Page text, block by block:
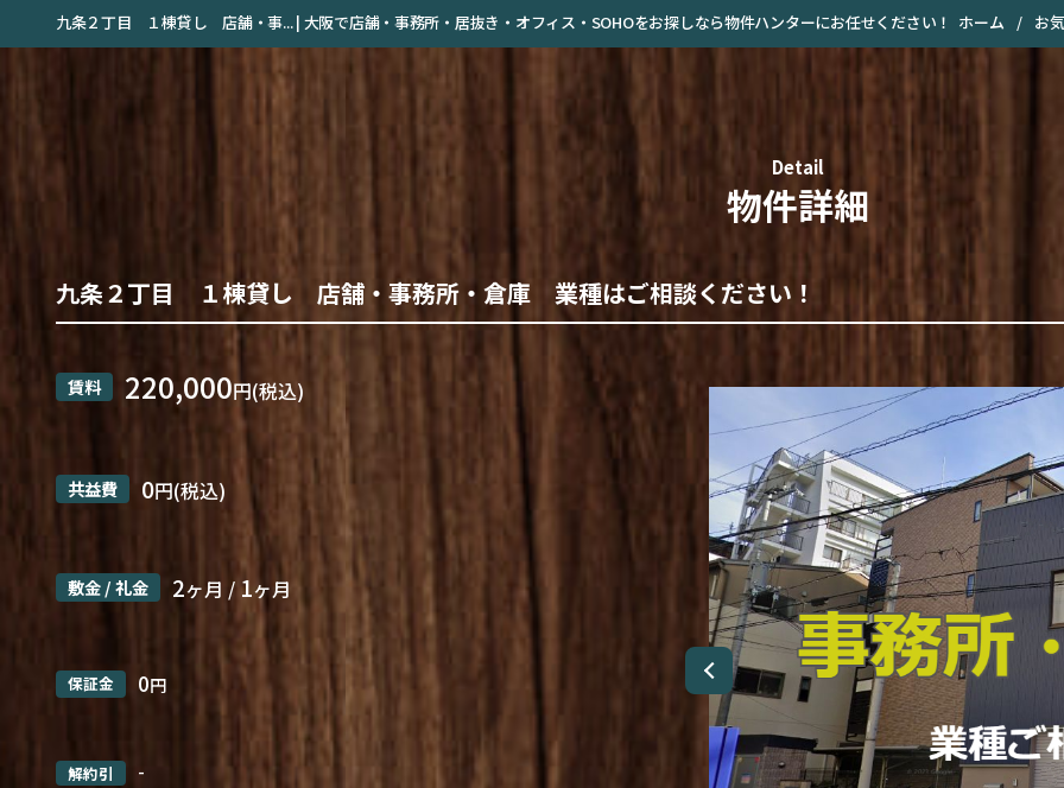
九条２丁目 １棟貸し 店舗・事... | 大阪で店舗・事務所・居抜き・オフィス・SOHOをお探しなら物件ハンターにお任せください！ ホーム / お
Detail
物件詳細
九条２丁目 １棟貸し 店舗・事務所・倉庫 業種はご相談ください！
賃料 220,000円(税込)
共益費 0円(税込)
敷金 / 礼金 2ヶ月 / 1ヶ月
保証金 0円
解約引 -